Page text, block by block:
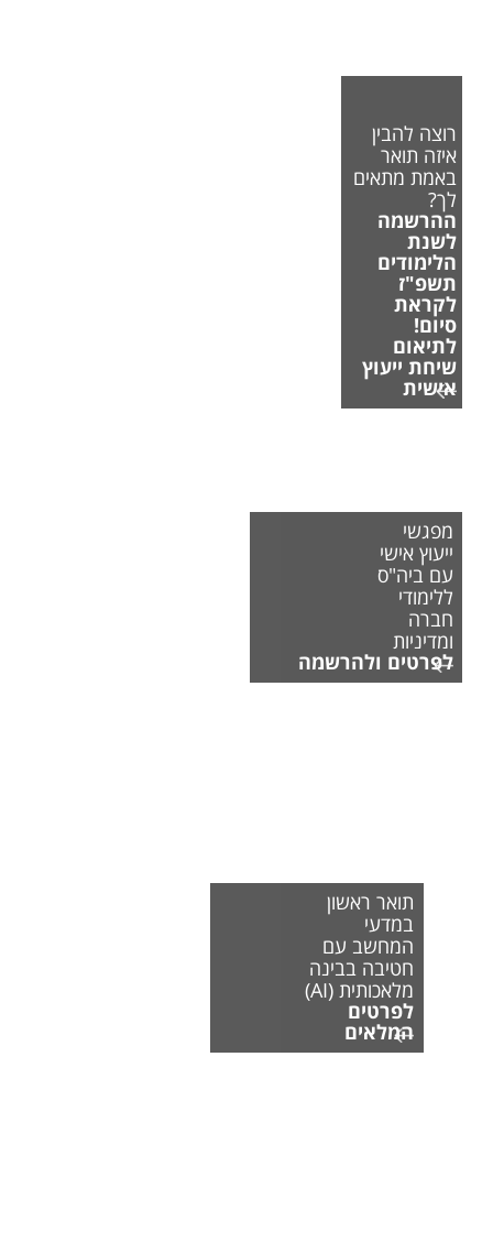
רוצה להבין
איזה תואר
באמת מתאים
לך?
ההרשמה
לשנת
הלימודים
תשפ"ז
לקראת
סיום!
לתיאום
שיחת ייעוץ
אישית
מפגשי
ייעוץ אישי
עם ביה"ס
ללימודי
חברה
ומדיניות
לפרטים ולהרשמה
תואר ראשון
במדעי
המחשב עם
חטיבה בבינה
מלאכותית (AI)
לפרטים
המלאים